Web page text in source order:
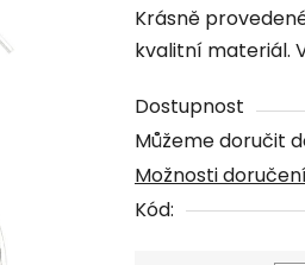
produktu
je
z
5
hvězdiček.
Krásně
kvalitní materiál.
Dostupnost
Můžeme doručit
Možnosti
Kód: